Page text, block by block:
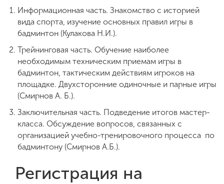
ENG
комиссия
+7 (831) 262-26-20
Информационная часть. Знакомство с историей
вида спорта, изучение основных правил игры в
бадминтон (Кулакова Н.И.).
Трейнинговая часть. Обучение наиболее
необходимым техническим приемам игры в
бадминтон, тактическим действиям игроков на
площадке. Двухсторонние одиночные и парные игры
(Смирнов А. Б.).
Заключительная часть. Подведение итогов мастер-
класса. Обсуждение вопросов, связанных с
организацией учебно-тренировочного процесса по
бадминтону (Смирнов А.Б.).
Регистрация на